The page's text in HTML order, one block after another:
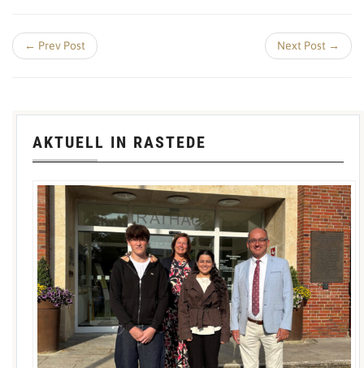
← Prev Post Next Post →
AKTUELL IN RASTEDE